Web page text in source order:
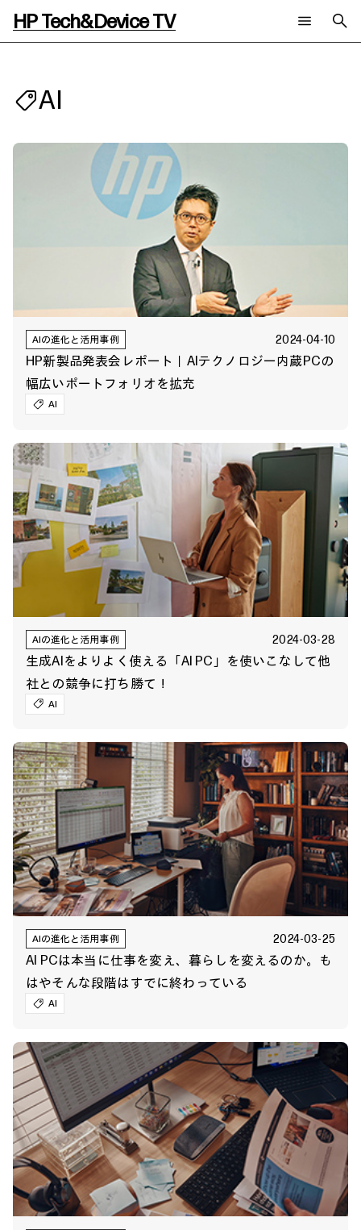
HP Tech&Device TV
全てのコンテンツ
AIの進化と活用事例
製品トレンド & レビュー
サイバーセキュリティ
教育とテクノロジー
事例
イベントレポート
AI PC
AIワークステーション
Poly
WXP（DEXツール）
タグ一覧
イベント・セミナー情報
コラム一覧
メールニュース会員登録
日本HP 公式Webサイト
AI
AIの進化と活用事例 2024-04-10
HP新製品発表会レポート｜AIテクノロジー内蔵PCの
幅広いポートフォリオを拡充
AI
AIの進化と活用事例 2024-03-28
生成AIをよりよく使える「AI PC」を使いこなして他
社との競争に打ち勝て！
AI
AIの進化と活用事例 2024-03-25
AI PCは本当に仕事を変え、暮らしを変えるのか。も
はやそんな段階はすでに終わっている
AI